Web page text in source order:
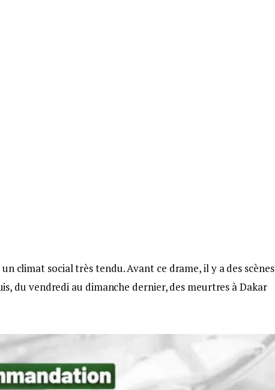
climat social très tendu. Avant ce drame, il y a des scènes
du vendredi au dimanche dernier, des meurtres à Dakar